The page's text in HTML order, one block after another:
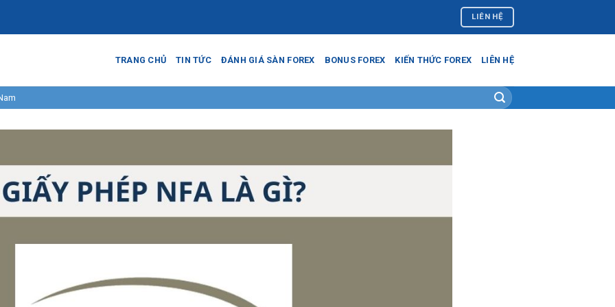
LIÊN HỆ
TRANG CHỦ TIN TỨC ĐÁNH GIÁ SÀN FOREX BONUS FOREX KIẾN THỨC FOREX LIÊN HỆ